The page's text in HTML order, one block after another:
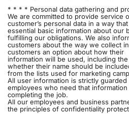
* * * * Personal data gathering and
We are committed to provide service
customer’s personal data in a way
essential basic information about our
fulfilling our obligations. We also
customers about the way we collect
customers an option about how their
information will be used, including
whether their name should be
from the lists used for marketing
All user information is strictly
employees who need that
completing the job.
All our employees and business
the principles of confidentiality